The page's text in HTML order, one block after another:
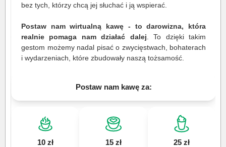
bez tych, którzy chcą jej słuchać i ją wspierać.
Postaw nam wirtualną kawę - to darowizna, która
realnie pomaga nam działać dalej . To dzięki takim
gestom możemy nadal pisać o zwycięstwach, bohaterach
i wydarzeniach, które zbudowały naszą tożsamość.
Postaw nam kawę za:
10 zł 15 zł 25 zł